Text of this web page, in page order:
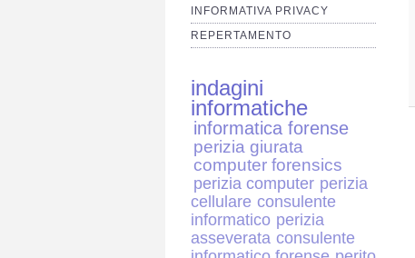
INFORMATIVA PRIVACY
REPERTAMENTO
indagini
informatiche
informatica forense
perizia giurata
computer forensics
perizia computer perizia
cellulare consulente
informatico perizia
asseverata consulente